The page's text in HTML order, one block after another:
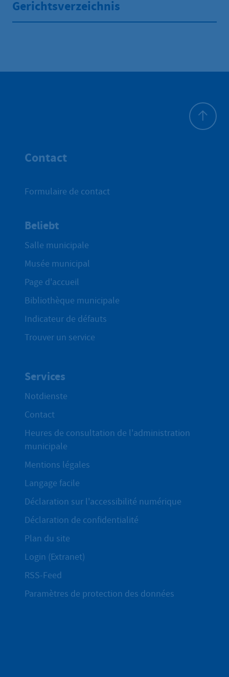
Gerichtsverzeichnis
Contact
Formulaire de contact
Beliebt
Salle municipale
Musée municipal
Page d'accueil
Bibliothèque municipale
Indicateur de défauts
Trouver un service
Services
Notdienste
Contact
Heures de consultation de l'administration
municipale
Mentions légales
Langage facile
Déclaration sur l'accessibilité numérique
Déclaration de confidentialité
Plan du site
Login (Extranet)
RSS-Feed
Paramètres de protection des données